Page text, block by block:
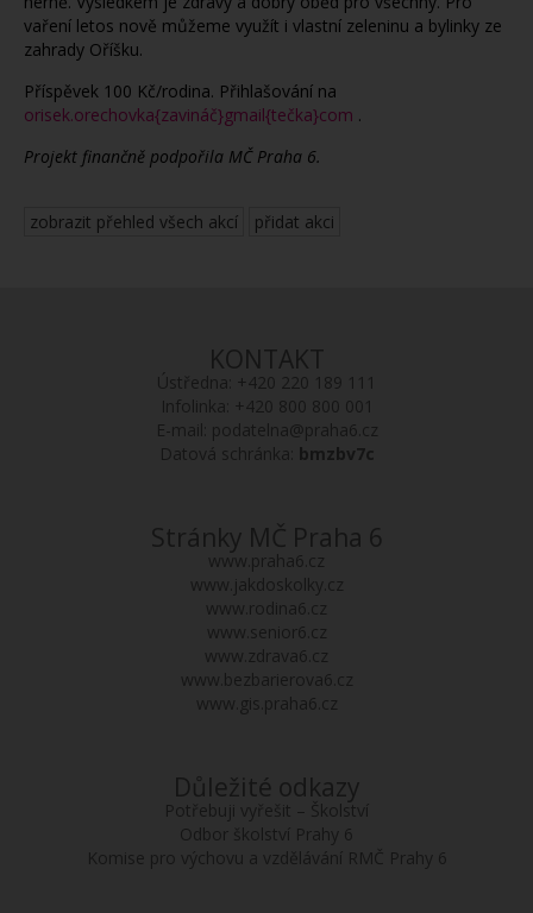
vaření letos nově můžeme využít i vlastní zeleninu a bylinky ze
zahrady Oříšku.
Příspěvek 100 Kč/rodina. Přihlašování na
orisek.orechovka{zavináč}gmail{tečka}com .
Projekt finančně podpořila MČ Praha 6.
zobrazit přehled všech akcí přidat akci
KONTAKT
Ústředna: +420 220 189 111
Infolinka: +420 800 800 001
E-mail: podatelna@praha6.cz
Datová schránka: bmzbv7c
Stránky MČ Praha 6
www.praha6.cz
www.jakdoskolky.cz
www.rodina6.cz
www.senior6.cz
www.zdrava6.cz
www.bezbarierova6.cz
www.gis.praha6.cz
Důležité odkazy
Potřebuji vyřešit – Školství
Odbor školství Prahy 6
Komise pro výchovu a vzdělávání RMČ Prahy 6